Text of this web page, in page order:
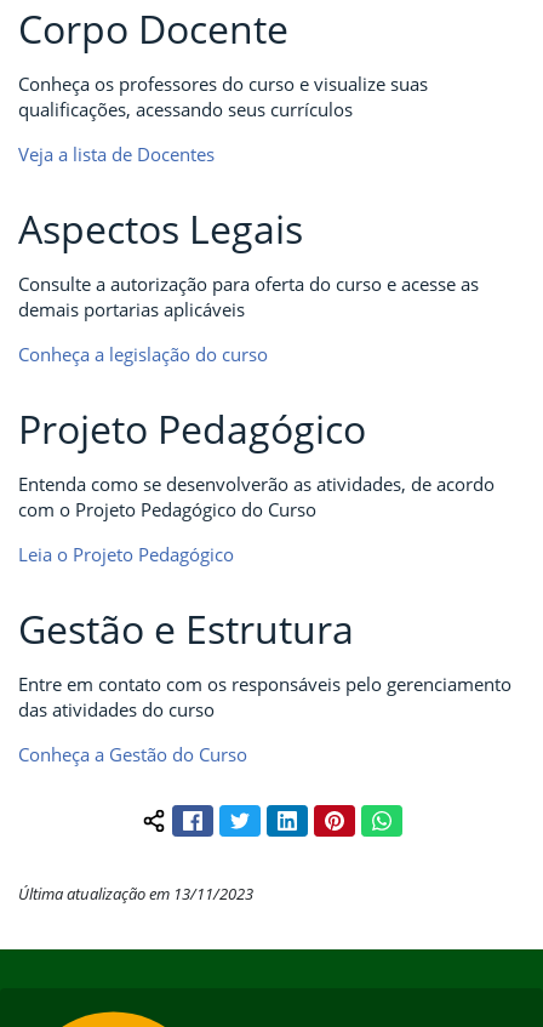
Corpo Docente
Conheça os professores do curso e visualize suas
qualificações, acessando seus currículos
Veja a lista de Docentes
Aspectos Legais
Consulte a autorização para oferta do curso e acesse as
demais portarias aplicáveis
Conheça a legislação do curso
Projeto Pedagógico
Entenda como se desenvolverão as atividades, de acordo
com o Projeto Pedagógico do Curso
Leia o Projeto Pedagógico
Gestão e Estrutura
Entre em contato com os responsáveis pelo gerenciamento
das atividades do curso
Conheça a Gestão do Curso
Compartilhar conteúdo:
FacebookTwitterLinkedInPinterestWhatsApp
Última atualização em 13/11/2023